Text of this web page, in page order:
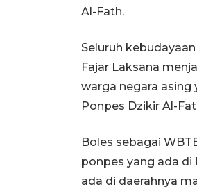
Al-Fath.
Seluruh
Fajar Laksana
warga negara
Ponpes Dzikir Al-
Boles sebagai
ponpes yang ada
ada di daerahnya